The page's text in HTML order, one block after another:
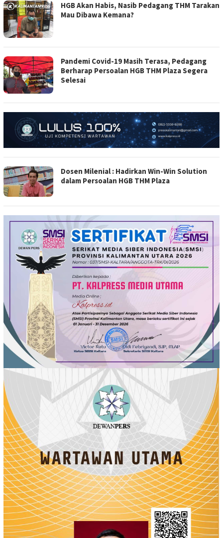
HGB Akan Habis, Nasib Pedagang THM Tarakan
Mau Dibawa Kemana?
Pandemi Covid-19 Masih Terasa, Pedagang
Berharap Persoalan HGB THM Plaza Segera
Selesai
Dosen Milenial : Hadirkan Win-Win Solution
dalam Persoalan HGB THM Plaza